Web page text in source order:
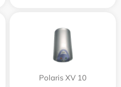
Polaris XV 10